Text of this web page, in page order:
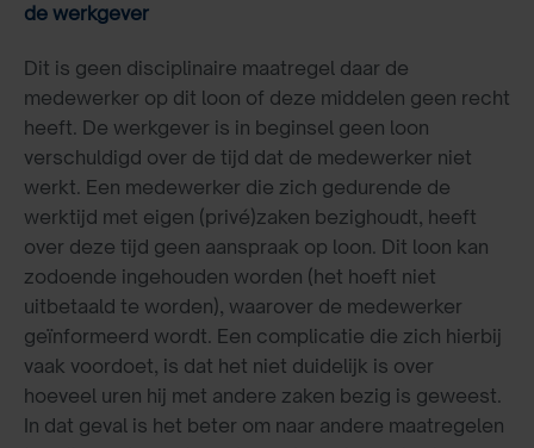
de werkgever
Dit is geen disciplinaire maatregel daar de
medewerker op dit loon of deze middelen geen recht
heeft. De werkgever is in beginsel geen loon
verschuldigd over de tijd dat de medewerker niet
werkt. Een medewerker die zich gedurende de
werktijd met eigen (privé)zaken bezighoudt, heeft
over deze tijd geen aanspraak op loon. Dit loon kan
zodoende ingehouden worden (het hoeft niet
uitbetaald te worden), waarover de medewerker
geïnformeerd wordt. Een complicatie die zich hierbij
vaak voordoet, is dat het niet duidelijk is over
hoeveel uren hij met andere zaken bezig is geweest.
In dat geval is het beter om naar andere maatregelen